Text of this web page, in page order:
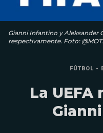
Gianni Infantino y Aleksander
respectivamente. Foto:
FÚTBOL -
La UEFA